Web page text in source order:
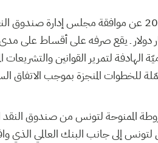
منذ الإعلان بتاريخ 13 ماي 2016 عن موافقة مجلس
لتونس بقيمة 2،8 مليار دولار ـ يقع صرفه على
الهادفة لتمرير القوانين
لتونس إلى جانب البنك العالمي